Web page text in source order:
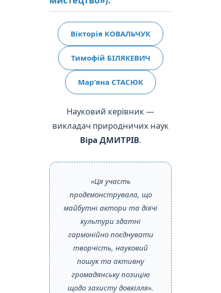
Вікторія КОВАЛЬЧУК
Тимофій БІЛЯКЕВИЧ
Мар’яна СТАСЮК
Науковий керівник —
викладач природничих наук
Віра ДМИТРІВ.
«Ця участь
продемонструвала, що
майбутні актори та діячі
культури здатні
гармонійно поєднувати
творчість, науковий
пошук та активну
громадянську позицію
щодо захисту довкілля».